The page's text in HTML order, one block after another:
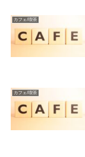
カフェ/喫茶
カフェ/喫茶